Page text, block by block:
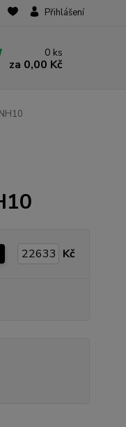
Přihlášení
0 ks
za 0,00 Kč
Kč